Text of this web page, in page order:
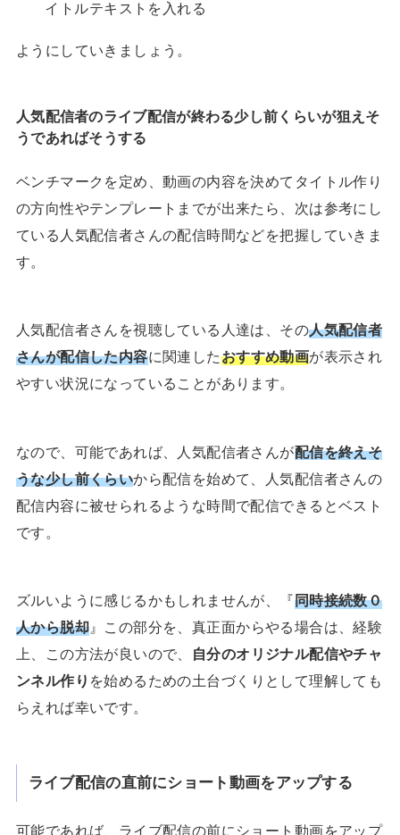
イトルテキストを入れる
ようにしていきましょう。
人気配信者のライブ配信が終わる少し前くらいが狙えそ
うであればそうする
ベンチマークを定め、動画の内容を決めてタイトル作り
の方向性やテンプレートまでが出来たら、次は参考にし
ている人気配信者さんの配信時間などを把握していきま
す。
人気配信者さんを視聴している人達は、その人気配信者
さんが配信した内容に関連したおすすめ動画が表示され
やすい状況になっていることがあります。
なので、可能であれば、人気配信者さんが配信を終えそ
うな少し前くらいから配信を始めて、人気配信者さんの
配信内容に被せられるような時間で配信できるとベスト
です。
ズルいように感じるかもしれませんが、『同時接続数０
人から脱却』この部分を、真正面からやる場合は、経験
上、この方法が良いので、
自分のオリジナル配信やチャ
ンネル作り を始めるための土台づくりとして理解しても
らえれば幸いです。
ライブ配信の直前にショート動画をアップする
可能であれば、ライブ配信の前にショート動画をアップ